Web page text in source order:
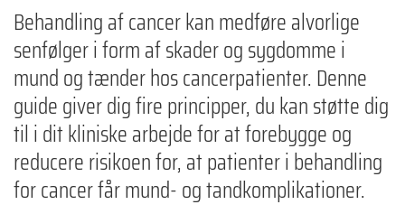
Behandling af cancer kan medføre alvorlige
senfølger i form af skader og sygdomme i
mund og tænder hos cancerpatienter. Denne
guide giver dig fire principper, du kan støtte dig
til i dit kliniske arbejde for at forebygge og
reducere risikoen for, at patienter i behandling
for cancer får mund- og tandkomplikationer.